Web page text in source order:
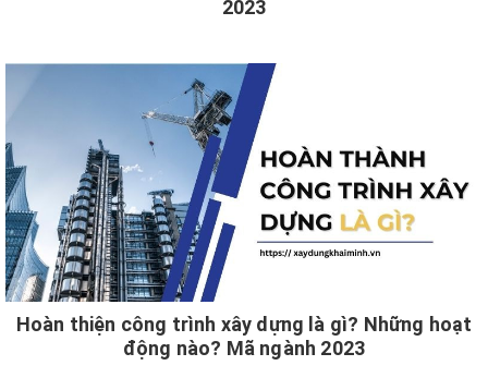
2023
Hoàn thiện công trình xây dựng là gì? Những hoạt
động nào? Mã ngành 2023